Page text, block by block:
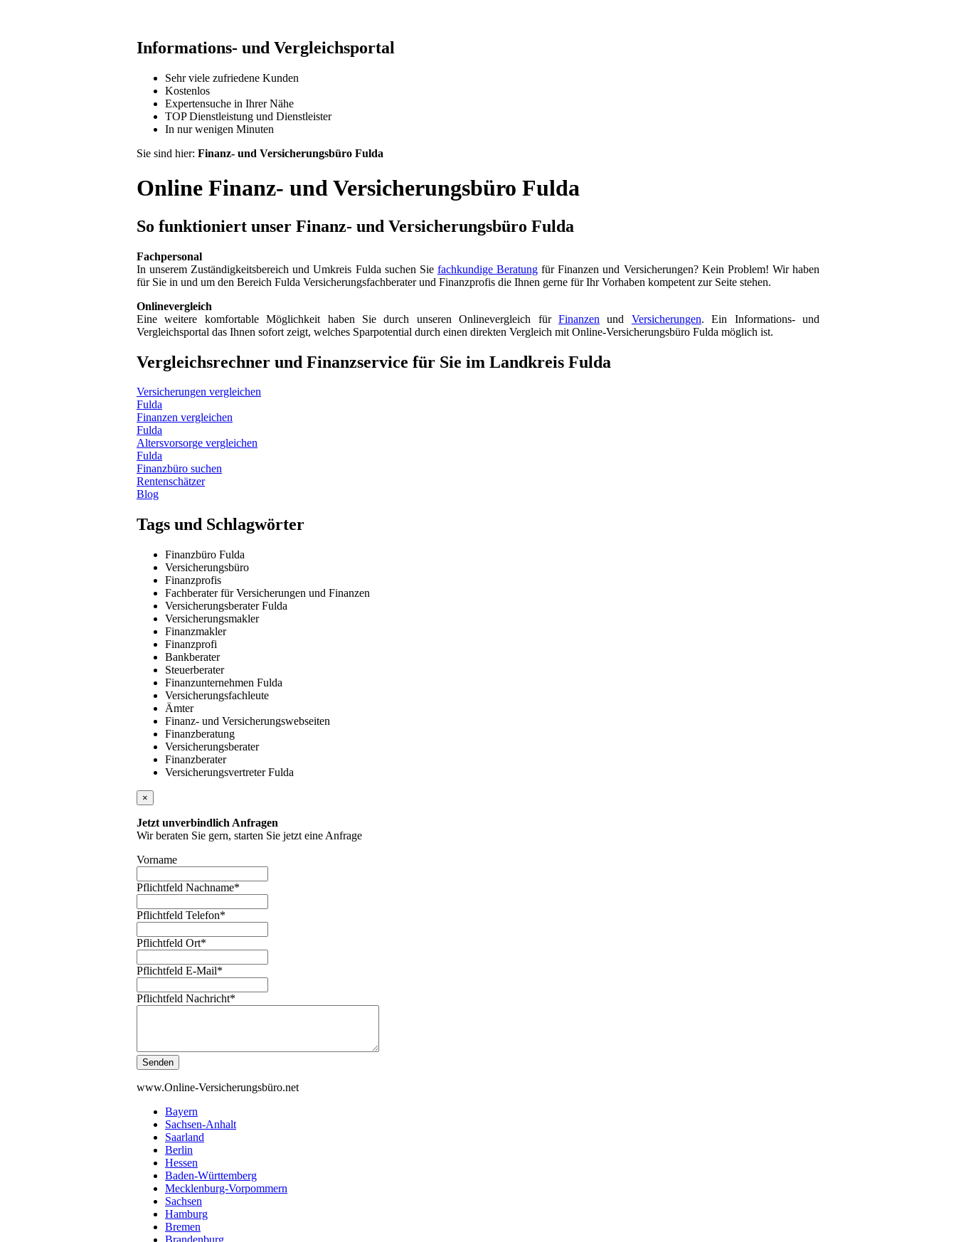
Informations- und Vergleichsportal
Sehr viele zufriedene Kunden
Kostenlos
Expertensuche in Ihrer Nähe
TOP Dienstleistung und Dienstleister
In nur wenigen Minuten
Sie sind hier: Finanz- und Versicherungsbüro Fulda
Online Finanz- und Versicherungsbüro Fulda
So funktioniert unser Finanz- und Versicherungsbüro Fulda
Fachpersonal
In unserem Zuständigkeitsbereich und Umkreis Fulda suchen Sie fachkundige Beratung für Finanzen und Versicherungen? Kein Problem! Wir haben
für Sie in und um den Bereich Fulda Versicherungsfachberater und Finanzprofis die Ihnen gerne für Ihr Vorhaben kompetent zur Seite stehen.
Onlinevergleich
Eine weitere komfortable Möglichkeit haben Sie durch unseren Onlinevergleich für Finanzen und Versicherungen. Ein Informations- und
Vergleichsportal das Ihnen sofort zeigt, welches Sparpotential durch einen direkten Vergleich mit Online-Versicherungsbüro Fulda möglich ist.
Vergleichsrechner und Finanzservice für Sie im Landkreis Fulda
Versicherungen vergleichen
Fulda
Finanzen vergleichen
Fulda
Altersvorsorge vergleichen
Fulda
Finanzbüro suchen
Rentenschätzer
Blog
Tags und Schlagwörter
Finanzbüro Fulda
Versicherungsbüro
Finanzprofis
Fachberater für Versicherungen und Finanzen
Versicherungsberater Fulda
Versicherungsmakler
Finanzmakler
Finanzprofi
Bankberater
Steuerberater
Finanzunternehmen Fulda
Versicherungsfachleute
Ämter
Finanz- und Versicherungswebseiten
Finanzberatung
Versicherungsberater
Finanzberater
Versicherungsvertreter Fulda
×
Jetzt unverbindlich Anfragen
Wir beraten Sie gern, starten Sie jetzt eine Anfrage
Vorname
Pflichtfeld Nachname*
Pflichtfeld Telefon*
Pflichtfeld Ort*
Pflichtfeld E-Mail*
Pflichtfeld Nachricht*
Senden
www.Online-Versicherungsbüro.net
Bayern
Sachsen-Anhalt
Saarland
Berlin
Hessen
Baden-Württemberg
Mecklenburg-Vorpommern
Sachsen
Hamburg
Bremen